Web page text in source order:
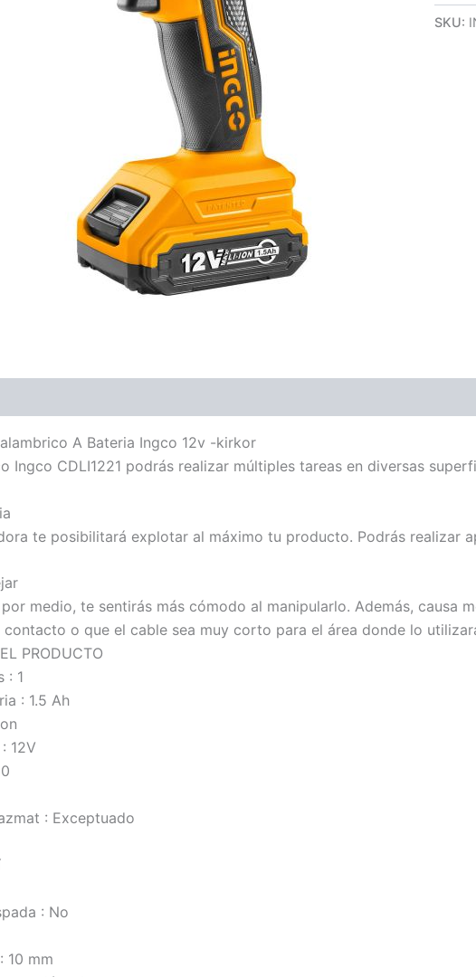
SKU:
A Bateria Ingco 12v -kirkor
Ingco CDLI1221 podrás realizar múltiples tareas en diversas
te posibilitará explotar al máximo tu producto. Podrás realizar
medio, te sentirás más cómodo al manipularlo. Además, causa
o que el cable sea muy corto para el área donde lo
PRODUCTO
: 1
: 1.5 Ah
12V
: Exceptuado
: No
10 mm